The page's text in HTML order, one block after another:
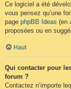
Ce logiciel a été
vous pensez qu’une
page phpBB Ideas (en
proposées ou en
Haut
Qui contacter pour
forum ?
Contactez n’importe